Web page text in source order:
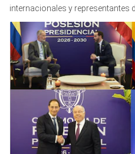
internacionales y representantes